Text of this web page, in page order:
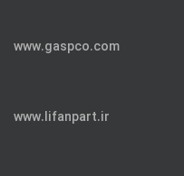
www.gaspco.com
www.lifanpart.ir